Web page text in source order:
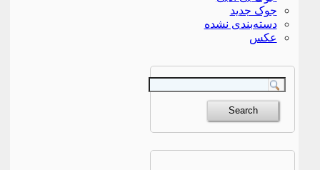
جوک جدید
دسته‌بندی نشده
عکس